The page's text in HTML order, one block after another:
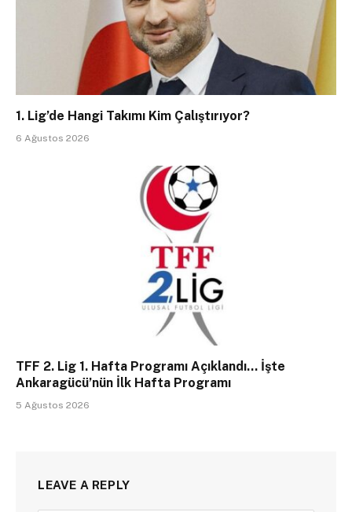
1. Lig’de Hangi Takımı Kim Çalıştırıyor?
6 Ağustos 2026
TFF 2. Lig 1. Hafta Programı Açıklandı… İşte
Ankaragücü’nün İlk Hafta Programı
5 Ağustos 2026
LEAVE A REPLY